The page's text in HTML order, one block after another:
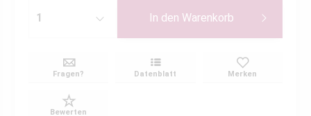
In den Warenkorb
Fragen? Datenblatt Merken
Bewerten